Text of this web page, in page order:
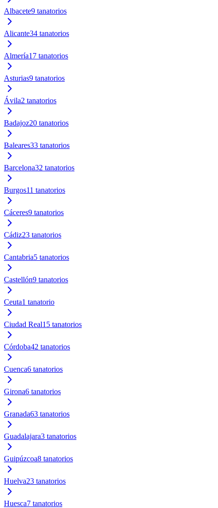
Albacete9 tanatorios
Alicante34 tanatorios
Almería17 tanatorios
Asturias9 tanatorios
Ávila2 tanatorios
Badajoz20 tanatorios
Baleares33 tanatorios
Barcelona32 tanatorios
Burgos11 tanatorios
Cáceres9 tanatorios
Cádiz23 tanatorios
Cantabria5 tanatorios
Castellón9 tanatorios
Ceuta1 tanatorio
Ciudad Real15 tanatorios
Córdoba42 tanatorios
Cuenca6 tanatorios
Girona6 tanatorios
Granada63 tanatorios
Guadalajara3 tanatorios
Guipúzcoa8 tanatorios
Huelva23 tanatorios
Huesca7 tanatorios